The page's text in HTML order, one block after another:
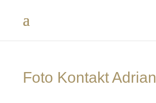
Foto Kontakt Adrian